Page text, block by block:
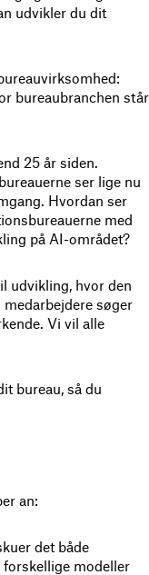
udvikler du dit
bureaubranchen står
25 år siden.
ser lige nu
Hvordan ser
med
på AI-området?
udvikling, hvor den
søger
Vi vil alle
bureau, så du
an:
det både
modeller